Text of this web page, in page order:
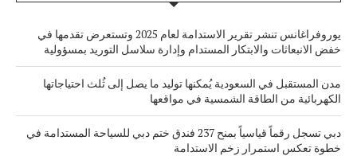
يوروفراغانس تنشر تقرير الاستدامة لعام 2025 وتستعرض تقدمها في
خفض الانبعاثات والابتكار المستدام وإدارة سلاسل التوريد بمسؤولية
مدن المستقبل في السعودية يُمكنها توليد ما يصل إلى ثُلث احتياجاتها
الكهربائية من الطاقة الشمسية في مواقعها
دبي تسجل رقماً قياسياً بمنح 237 فندق ختم دبي للسياحة المستدامة في
خطوة تعكس استمرار زخم الاستدامة